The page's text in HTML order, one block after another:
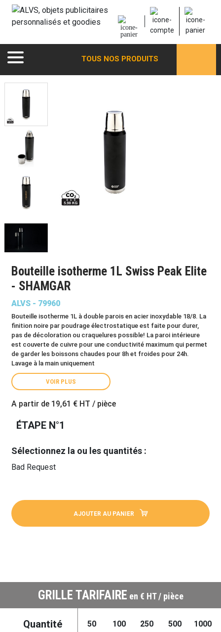
TOUS NOS PRODUITS
Bouteille isotherme 1L Swiss Peak Elite
- SHAMGAR
ALVS - 79960
Bouteille isotherme 1L à double parois en acier inoxydable 18/8. La
finition noire par poudrage électrostatique est faite pour durer,
pas de décoloration ou craquelures possible! La paroi intérieure
est couverte de cuivre pour une conductivité maximum qui permet
de garder les boissons chaudes pour 8h et froides pour 24h.
Lavage à la main uniquement
VOIR PLUS
A partir de 19,61 € HT / pièce
ÉTAPE N°1
Sélectionnez la ou les quantités :
Bad Request
AJOUTER AU PANIER
GRILLE TARIFAIRE en € HT / pièce
Quantité 50 100 250 500 1000